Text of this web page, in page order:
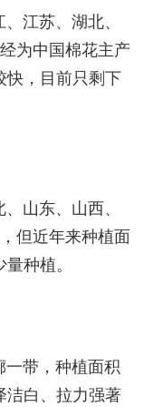
江苏、湖北、
为中国棉花主产
快，目前只剩下
山东、山西、
但近年来种植面
种植。
一带，种植面积
洁白、拉力强著